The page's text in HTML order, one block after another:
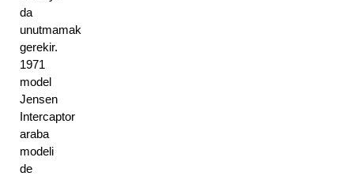
da
unutmamak
gerekir.
1971
model
Jensen
Intercaptor
araba
modeli
de